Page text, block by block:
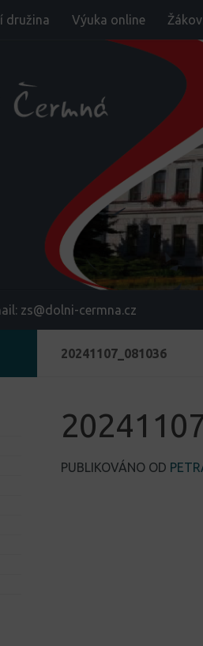
družina Výuka online
zs@dolni-cermna.cz
20241107_081036
PUBLIKOVÁNO OD